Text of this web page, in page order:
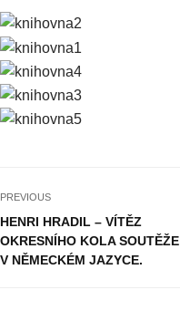
PREVIOUS
HENRI HRADIL – VÍTĚZ
OKRESNÍHO KOLA SOUTĚŽE
V NĚMECKÉM JAZYCE.